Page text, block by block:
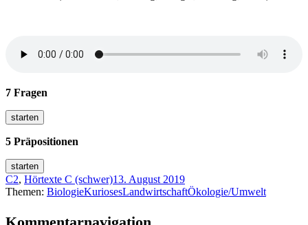
7 Fragen
5 Präpositionen
C2, Hörtexte C (schwer)13. August 2019
Themen: BiologieKuriosesLandwirtschaftÖkologie/Umwelt